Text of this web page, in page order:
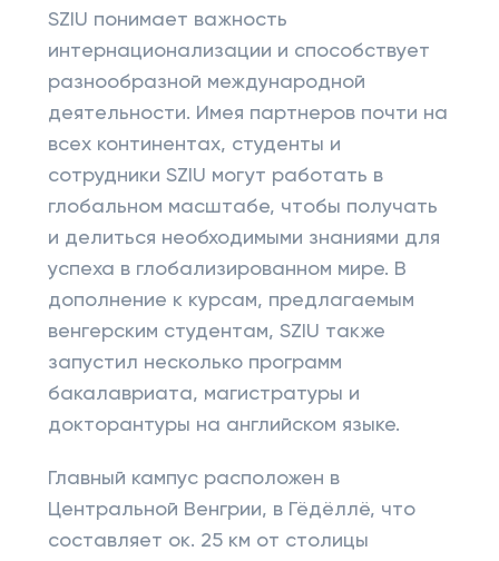
SZIU понимает важность
интернационализации и способствует
разнообразной международной
деятельности. Имея партнеров почти на
всех континентах, студенты и
сотрудники SZIU могут работать в
глобальном масштабе, чтобы получать
и делиться необходимыми знаниями для
успеха в глобализированном мире. В
дополнение к курсам, предлагаемым
венгерским студентам, SZIU также
запустил несколько программ
бакалавриата, магистратуры и
докторантуры на английском языке.
Главный кампус расположен в
Центральной Венгрии, в Гёдёллё, что
составляет ок. 25 км от столицы